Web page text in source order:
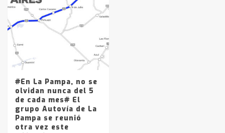
#En La Pampa, no se
olvidan nunca del 5
de cada mes# El
grupo Autovía de La
Pampa se reunió
otra vez este